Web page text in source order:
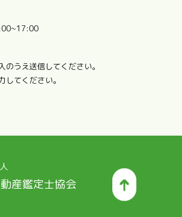
のうえ送信してください。
してください。
産鑑定士協会